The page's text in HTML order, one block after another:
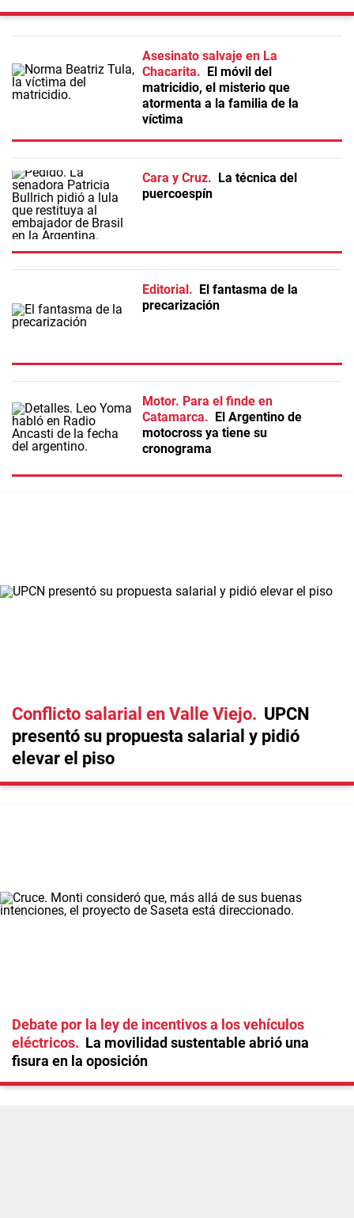
Asesinato salvaje en La
Chacarita
El móvil del
matricidio, el misterio que
atormenta a la familia de la
víctima
Cara y Cruz
La técnica del
puercoespín
Editorial
El fantasma de la
precarización
Motor. Para el finde en
Catamarca
El Argentino de
motocross ya tiene su
cronograma
Conflicto salarial en Valle Viejo
UPCN
presentó su propuesta salarial y pidió
elevar el piso
Debate por la ley de incentivos a los vehículos
eléctricos
La movilidad sustentable abrió una
fisura en la oposición